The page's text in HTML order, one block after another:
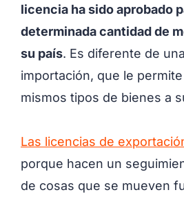
licencia ha sido aprobado
determinada cantidad de
su país. Es diferente de
importación, que le
mismos tipos de bienes a
Las licencias de
porque hacen un
de cosas que se mueven